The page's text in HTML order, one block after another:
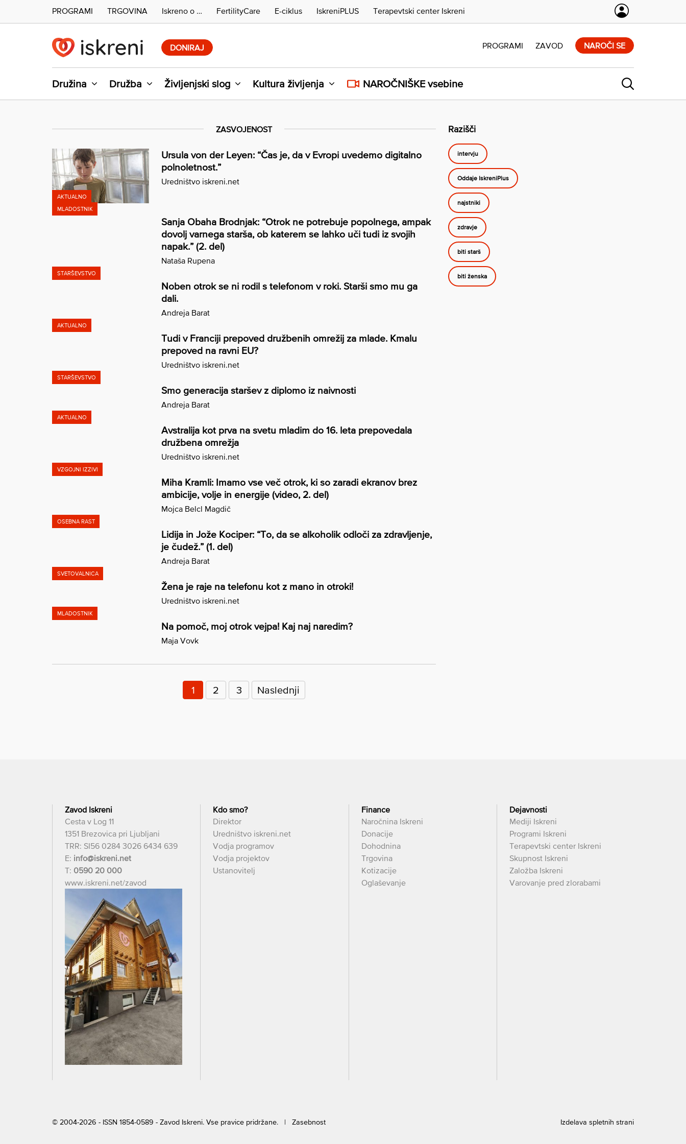
DONIRAJ
Družina Družba Življenjski slog Kultura življenja NAROČNIŠKE vsebine
PROGRAMI ZAVOD NAROČI SE
PROGRAMI TRGOVINA Iskreno o … FertilityCare E-ciklus IskreniPLUS Terapevtski center Iskreni
ZASVOJENOST
AKTUALNO
Ursula von der Leyen: “Čas je, da v Evropi uvedemo digitalno
polnoletnost.”
Uredništvo iskreni.net
MLADOSTNIK
Sanja Obaha Brodnjak: “Otrok ne potrebuje popolnega, ampak
dovolj varnega starša, ob katerem se lahko uči tudi iz svojih
napak.” (2. del)
Nataša Rupena
STARŠEVSTVO
Noben otrok se ni rodil s telefonom v roki. Starši smo mu ga
dali.
Andreja Barat
AKTUALNO
Tudi v Franciji prepoved družbenih omrežij za mlade. Kmalu
prepoved na ravni EU?
Uredništvo iskreni.net
STARŠEVSTVO
Smo generacija staršev z diplomo iz naivnosti
Andreja Barat
AKTUALNO
Avstralija kot prva na svetu mladim do 16. leta prepovedala
družbena omrežja
Uredništvo iskreni.net
VZGOJNI IZZIVI
Miha Kramli: Imamo vse več otrok, ki so zaradi ekranov brez
ambicije, volje in energije (video, 2. del)
Mojca Belcl Magdič
OSEBNA RAST
Lidija in Jože Kociper: “To, da se alkoholik odloči za zdravljenje,
je čudež.” (1. del)
Andreja Barat
SVETOVALNICA
Žena je raje na telefonu kot z mano in otroki!
Uredništvo iskreni.net
MLADOSTNIK
Na pomoč, moj otrok vejpa! Kaj naj naredim?
Maja Vovk
1 2 3 Naslednji
Razišči
intervju
Oddaje IskreniPlus
najstniki
zdravje
biti starš
biti ženska
Zavod Iskreni
Cesta v Log 11
1351 Brezovica pri Ljubljani
TRR: SI56 0284 3026 6434 639
E: info@iskreni.net
T: 0590 20 000
www.iskreni.net/zavod
Kdo smo?
Direktor
Uredništvo iskreni.net
Vodja programov
Vodja projektov
Ustanovitelj
Finance
Naročnina Iskreni
Donacije
Dohodnina
Trgovina
Kotizacije
Oglaševanje
Dejavnosti
Mediji Iskreni
Programi Iskreni
Terapevtski center Iskreni
Skupnost Iskreni
Založba Iskreni
Varovanje pred zlorabami
© 2004-2026 - ISSN 1854-0589 - Zavod Iskreni. Vse pravice pridržane. | Zasebnost Izdelava spletnih strani